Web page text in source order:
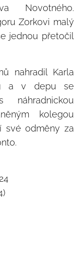
Novotného.
Zorkovi malý
jednou přetočil
nahradil Karla
a v depu se
kolegou
své odměny za